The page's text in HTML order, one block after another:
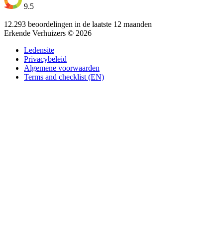
9.5
12.293 beoordelingen in de laatste 12 maanden
Erkende Verhuizers © 2026
Ledensite
Privacybeleid
Algemene voorwaarden
Terms and checklist (EN)